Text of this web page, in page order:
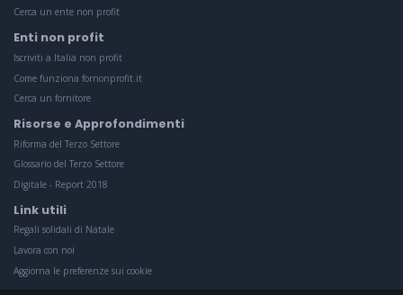
Cerca un ente non profit
Enti non profit
Iscriviti a Italia non profit
Come funziona fornonprofit.it
Cerca un fornitore
Risorse e Approfondimenti
Riforma del Terzo Settore
Glossario del Terzo Settore
Digitale - Report 2018
Link utili
Regali solidali di Natale
Lavora con noi
Aggiorna le preferenze sui cookie